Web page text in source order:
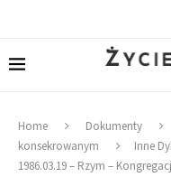
Home Dokumenty
konsekrowanym
Inne
1986.03.19 – Rzym –